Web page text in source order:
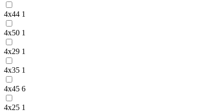
4х44 1
4х50 1
4х29 1
4х35 1
4х45 6
4х25 1